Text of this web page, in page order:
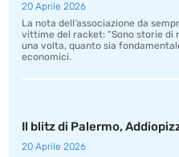
20 Aprile 2026
La nota dell’associazione da
vittime del racket: “Sono storie di
una volta, quanto sia
economici.
Il blitz di Palermo,
20 Aprile 2026